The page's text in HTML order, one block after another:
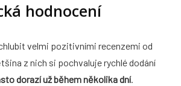
hodnocení
velmi pozitivními recenzemi od
z nich si pochvaluje rychlé dodání
dorazí už během několika dní.